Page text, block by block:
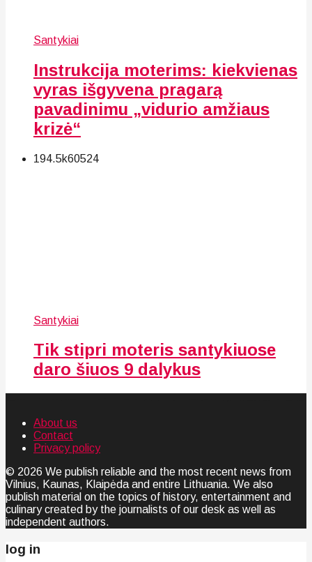
Santykiai
Instrukcija moterims: kiekvienas
vyras išgyvena pragarą
pavadinimu „vidurio amžiaus
krizė“
194.5k60524
Santykiai
Tik stipri moteris santykiuose
daro šiuos 9 dalykus
About us
Contact
Privacy policy
© 2026 We publish reliable and the most recent news from
Vilnius, Kaunas, Klaipėda and entire Lithuania. We also
publish material on the topics of history, entertainment and
culinary created by the journalists of our desk as well as
independent authors.
log in